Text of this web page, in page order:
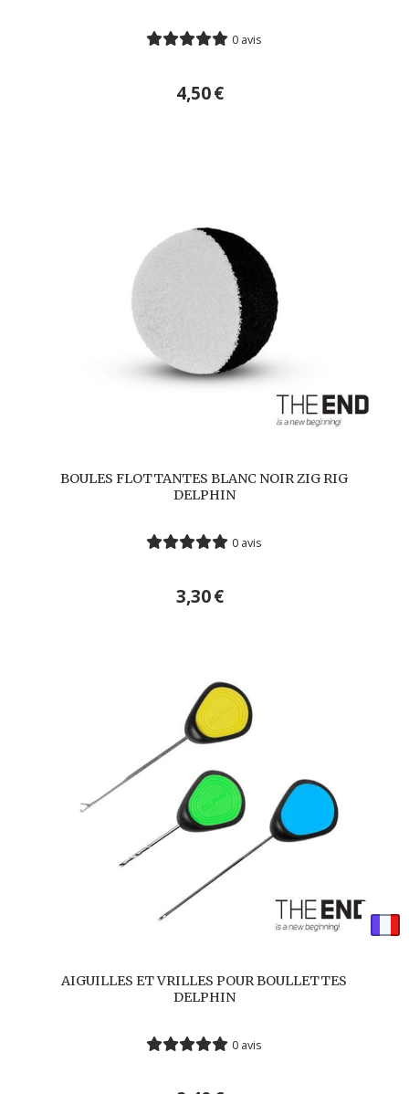
0 avis
4,50€
BOULES FLOTTANTES BLANC NOIR ZIG RIG
DELPHIN
0 avis
3,30€
AIGUILLES ET VRILLES POUR BOULLETTES
DELPHIN
0 avis